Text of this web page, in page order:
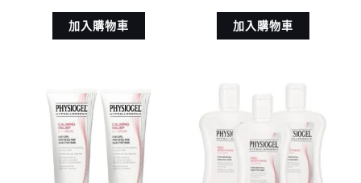
加入購物車 加入購物車
原
始
價
格：
NT$ 2,200。
目
前
價
格：
NT$ 1,672。
原
價
格：
NT$
目
價
格：
NT$